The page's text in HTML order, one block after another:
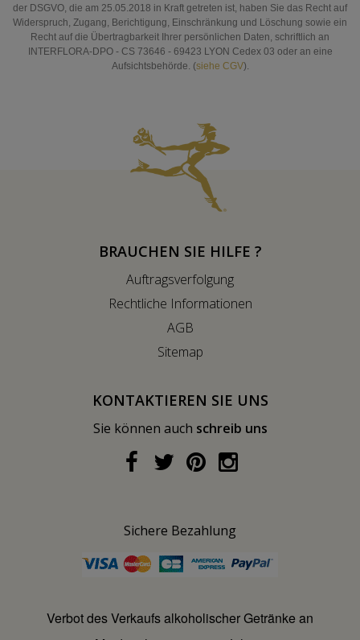
der DSGVO, die am 25.05.2018 in Kraft getreten ist, haben Sie das Recht auf
Widerspruch, Zugang, Berichtigung, Einschränkung und Löschung sowie ein
Recht auf die Übertragbarkeit Ihrer persönlichen Daten, schriftlich an
INTERFLORA-DPO - CS 73646 - 69423 LYON Cedex 03 oder an eine
Aufsichtsbehörde. (siehe CGV).
BRAUCHEN SIE HILFE ?
Auftragsverfolgung
Rechtliche Informationen
AGB
Sitemap
KONTAKTIEREN SIE UNS
Sie können auch schreib uns
Sichere Bezahlung
Verbot des Verkaufs alkoholischer Getränke an